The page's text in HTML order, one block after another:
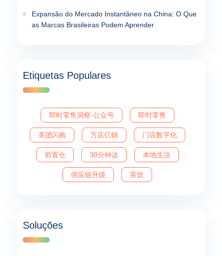
Expansão do Mercado Instantâneo na China: O Que
as Marcas Brasileiras Podem Aprender
Etiquetas Populares
即时零售洞察-公众号 即时零售
美团闪购 万店亿销 门店数字化
前置仓 30分钟达 本地生活
供应链升级 茶饮
Soluções